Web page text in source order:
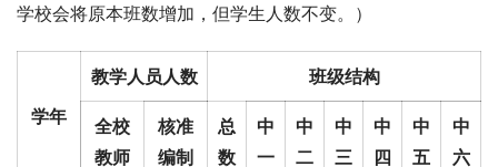
学校会将原本班数增加，但学生人数不变。）
学年
教学人员人数 班级结构
全校
教师
核准
编制
总
数
中
一
中
二
中
三
中
四
中
五
中
六